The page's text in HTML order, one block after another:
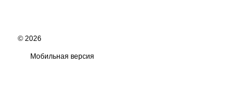
© 2026
Мобильная версия